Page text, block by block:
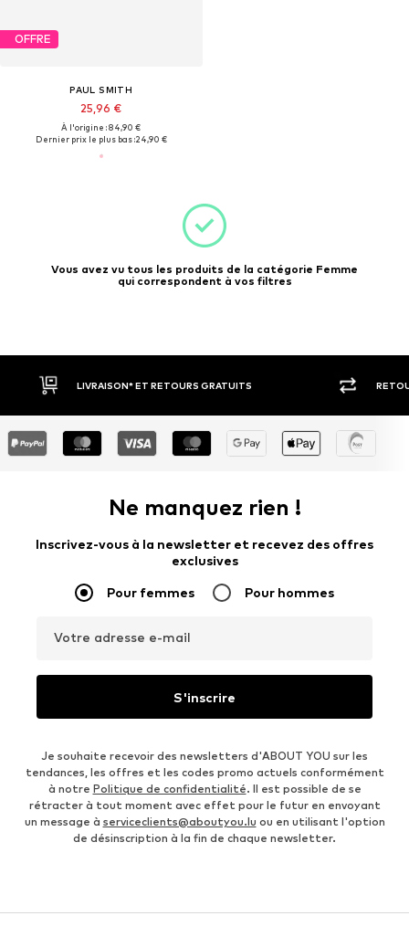
OFFRE
PAUL SMITH
25,96 €
À l'origine : 84,90 €
Dernier prix le plus bas :24,90 €
Vous avez vu tous les produits de la catégorie Femme
qui correspondent à vos filtres
LIVRAISON* ET RETOURS GRATUITS
Ne manquez rien !
Inscrivez-vous à la newsletter et recevez des offres
exclusives
Pour femmes Pour hommes
Votre adresse e-mail
S'inscrire
Je souhaite recevoir des newsletters d'ABOUT YOU sur les
tendances, les offres et les codes promo actuels conformément
à notre Politique de confidentialité. Il est possible de se
rétracter à tout moment avec effet pour le futur en envoyant
un message à serviceclients@aboutyou.lu ou en utilisant l'option
de désinscription à la fin de chaque newsletter.